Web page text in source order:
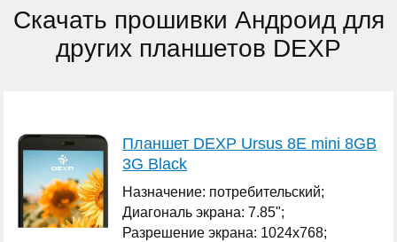
Скачать прошивки Андроид для
других планшетов DEXP
Планшет DEXP Ursus 8E mini 8GB
3G Black
Назначение: потребительский;
Диагональ экрана: 7.85";
Разрешение экрана: 1024x768;